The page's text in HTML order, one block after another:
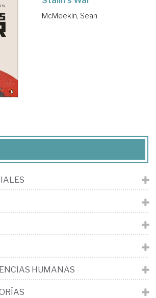
McMeekin, Sean
HUMANAS